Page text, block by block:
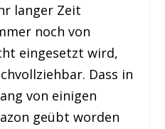
langer Zeit
noch von
eingesetzt wird,
Dass in
von einigen
geübt worden